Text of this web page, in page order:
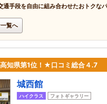
通手段を自由に組み合わせたおトクな
覧へ
知県第1位！★口コミ総合４.7
城西館
ハイクラス フォトギャラリー